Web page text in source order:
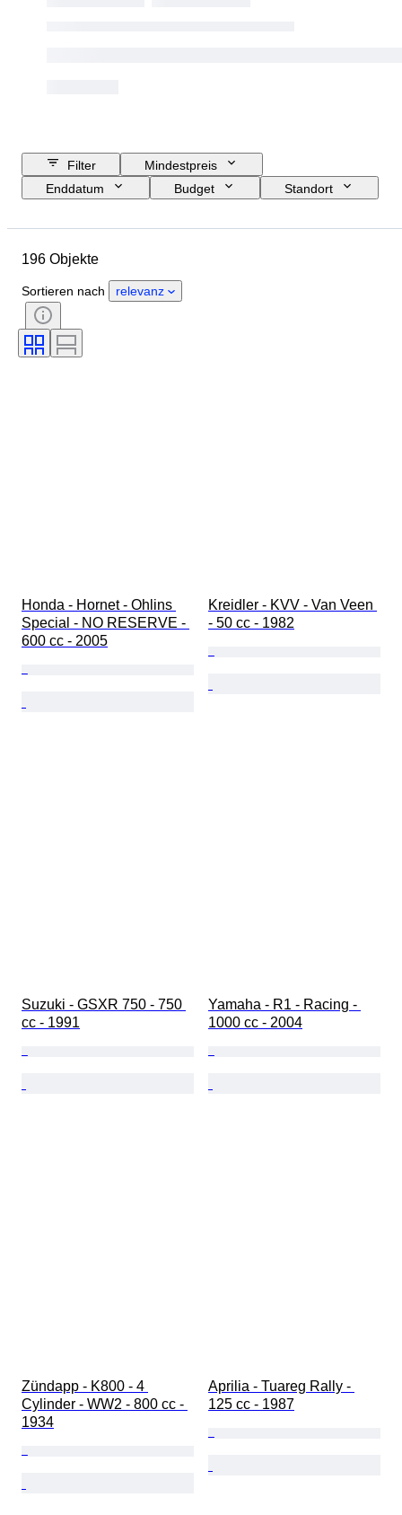
Filter
Mindestpreis
Enddatum
Budget
Standort
Zustand
Zulassungspapiere
EG-Übereinstimmungsbescheinigung (CoC)
Original/Nachbau
196 Objekte
Sortieren nach relevanz
Honda - Hornet - Ohlins
Special - NO RESERVE -
600 cc - 2005
Kreidler - KVV - Van Veen
- 50 cc - 1982
Suzuki - GSXR 750 - 750
cc - 1991
Yamaha - R1 - Racing -
1000 cc - 2004
Zündapp - K800 - 4
Cylinder - WW2 - 800 cc -
1934
Aprilia - Tuareg Rally -
125 cc - 1987